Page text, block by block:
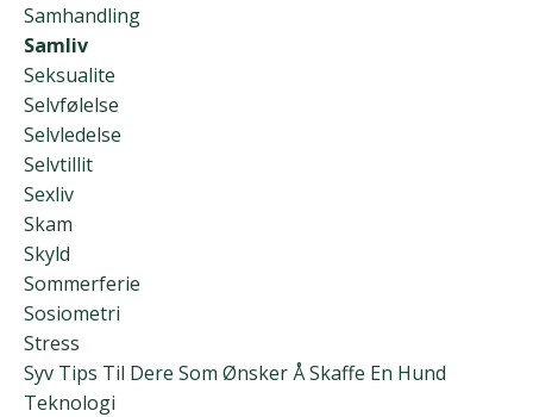
Samhandling
Samliv
Seksualite
Selvfølelse
Selvledelse
Selvtillit
Sexliv
Skam
Skyld
Sommerferie
Sosiometri
Stress
Syv Tips Til Dere Som Ønsker Å Skaffe En Hund
Teknologi